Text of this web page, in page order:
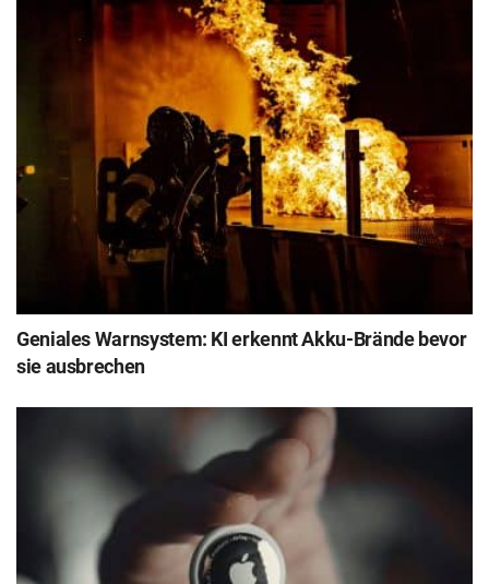
Geniales Warnsystem: KI erkennt Akku-Brände bevor
sie ausbrechen